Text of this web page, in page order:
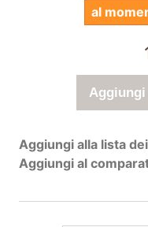
al
Aggiungi alla lista
Aggiungi al